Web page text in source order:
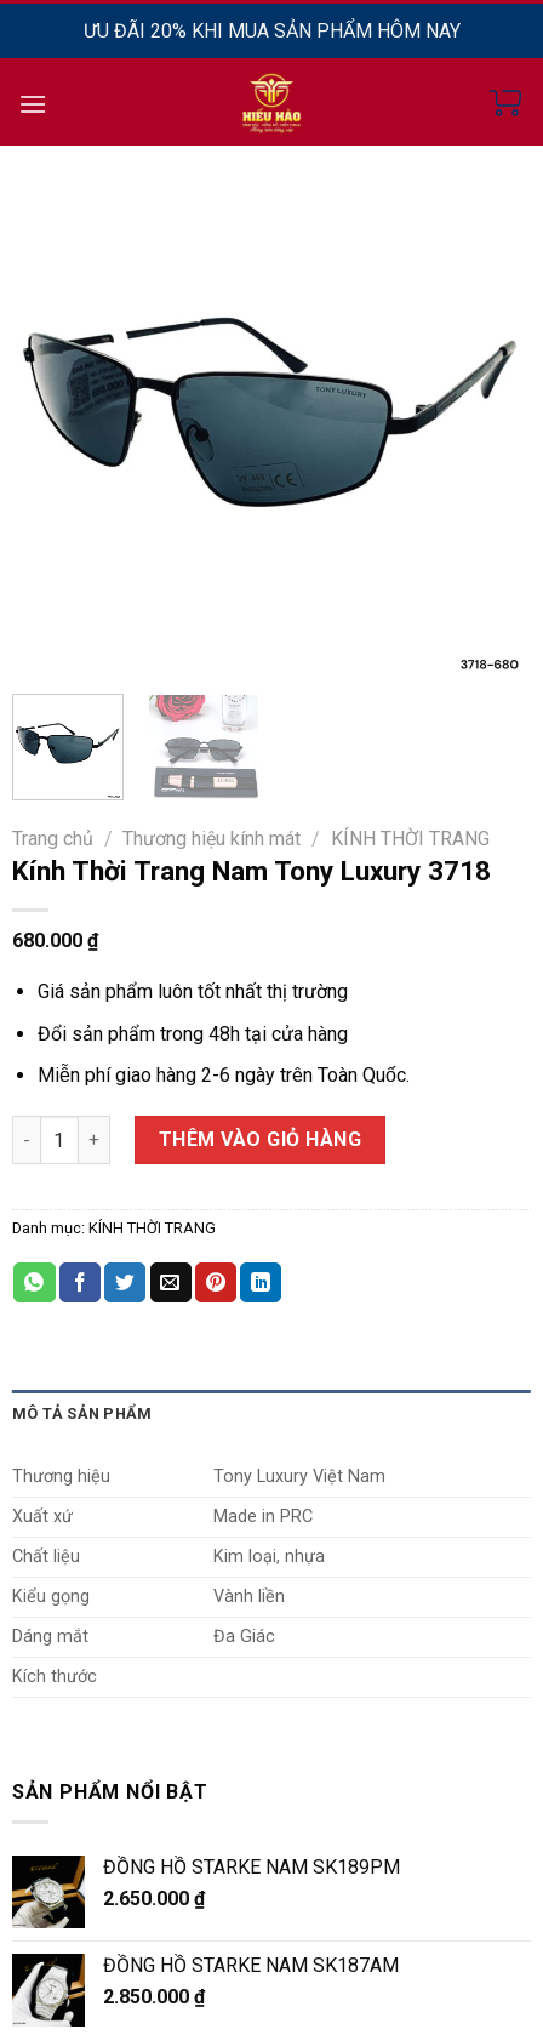
dung
ƯU ĐÃI 20% KHI MUA SẢN PHẨM HÔM NAY
Trang chủ / Thương hiệu kính mát / KÍNH THỜI TRANG
Kính Thời Trang Nam Tony Luxury 3718
680.000 ₫
Giá sản phẩm luôn tốt nhất thị trường
Đổi sản phẩm trong 48h tại cửa hàng
Miễn phí giao hàng 2-6 ngày trên Toàn Quốc.
Kính Thời Trang Nam Tony Luxury 3718 số lượng
THÊM VÀO GIỎ HÀNG
Danh mục: KÍNH THỜI TRANG
MÔ TẢ SẢN PHẨM
Thương hiệu
Tony Luxury Việt Nam
Xuất xứ
Made in PRC
Chất liệu
Kim loại, nhựa
Kiểu gọng
Vành liền
Dáng mắt
Đa Giác
Kích thước
SẢN PHẨM NỔI BẬT
ĐỒNG HỒ STARKE NAM SK189PM
2.650.000 ₫
ĐỒNG HỒ STARKE NAM SK187AM
2.850.000 ₫